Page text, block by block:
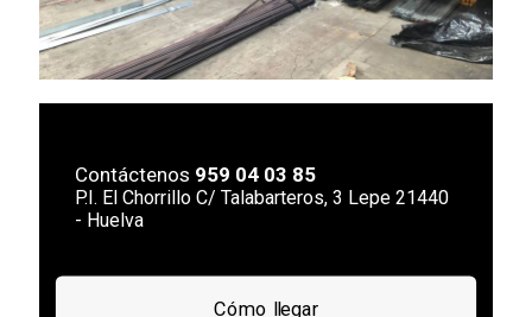
Contáctenos 959 04 03 85
P.I. El Chorrillo C/ Talabarteros, 3 Lepe 21440
- Huelva
Cómo llegar